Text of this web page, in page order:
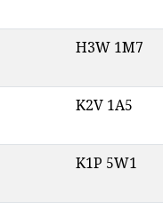
H3W 1M7
K2V 1A5
K1P 5W1